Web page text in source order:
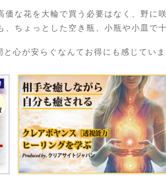
な花を大輪で買う必要はなく、野に
ちょっとした空き瓶、小瓶や小皿で
心が安らぐなんてお得にも感じていま